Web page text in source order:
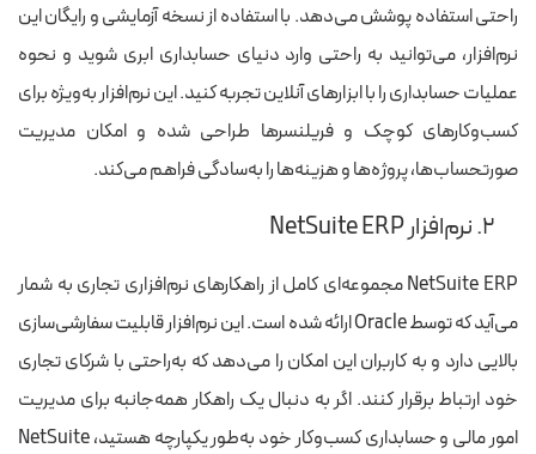
راحتی استفاده پوشش می‌دهد. با استفاده از نسخه آزمایشی و رایگان این
نرم‌افزار، می‌توانید به راحتی وارد دنیای حسابداری ابری شوید و نحوه
عملیات حسابداری را با ابزارهای آنلاین تجربه کنید. این نرم‌افزار به‌ویژه برای
کسب‌وکارهای کوچک و فریلنسرها طراحی شده و امکان مدیریت
صورتحساب‌ها، پروژه‌ها و هزینه‌ها را به‌سادگی فراهم می‌کند.
۲. نرم‌افزار NetSuite ERP
NetSuite ERP مجموعه‌ای کامل از راهکارهای نرم‌افزاری تجاری به شمار
می‌آید که توسط Oracle ارائه شده است. این نرم‌افزار قابلیت سفارشی‌سازی
بالایی دارد و به کاربران این امکان را می‌دهد که به‌راحتی با شرکای تجاری
خود ارتباط برقرار کنند. اگر به دنبال یک راهکار همه‌جانبه برای مدیریت
امور مالی و حسابداری کسب‌وکار خود به‌طور یکپارچه هستید، NetSuite